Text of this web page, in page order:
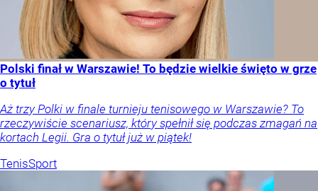
Polski finał w Warszawie! To będzie wielkie święto w grze
o tytuł
Aż trzy Polki w finale turnieju tenisowego w Warszawie? To
rzeczywiście scenariusz, który spełnił się podczas zmagań na
kortach Legii. Gra o tytuł już w piątek!
TenisSport